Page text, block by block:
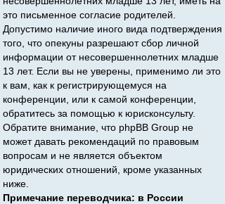
это письменное согласие родителей.
Допустимо наличие иного вида подтверждения
того, что опекуны разрешают сбор личной
информации от несовершеннолетних младше
13 лет. Если вы не уверены, применимо ли это
к вам, как к регистрирующемуся на
конференции, или к самой конференции,
обратитесь за помощью к юрисконсульту.
Обратите внимание, что phpBB Group не
может давать рекомендаций по правовым
вопросам и не является объектом
юридических отношений, кроме указанных
ниже.
Примечание переводчика: в России